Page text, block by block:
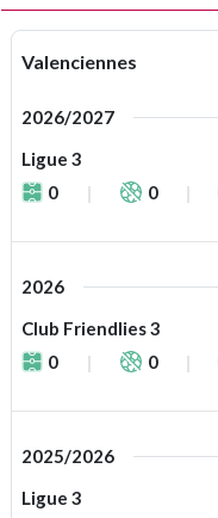
Valenciennes
2026/2027
Ligue 3
0
0
2026
Club Friendlies 3
0
0
2025/2026
Ligue 3